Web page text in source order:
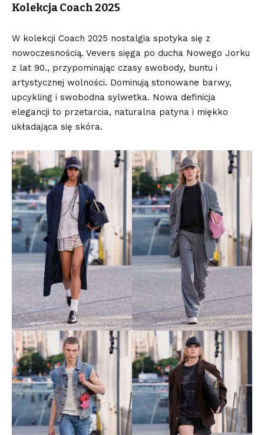
Kolekcja Coach 2025
W kolekcji Coach 2025 nostalgia spotyka się z
nowoczesnością. Vevers sięga po ducha Nowego Jorku
z lat 90., przypominając czasy swobody, buntu i
artystycznej wolności. Dominują stonowane barwy,
upcykling i swobodna sylwetka. Nowa definicja
elegancji to przetarcia, naturalna patyna i miękko
układająca się skóra.